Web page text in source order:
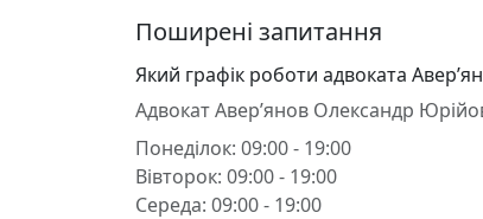
Поширені запитання
Який графік роботи адвоката
Адвокат Авер’янов Олександр
Понеділок: 09:00 - 19:00
Вівторок: 09:00 - 19:00
Середа: 09:00 - 19:00